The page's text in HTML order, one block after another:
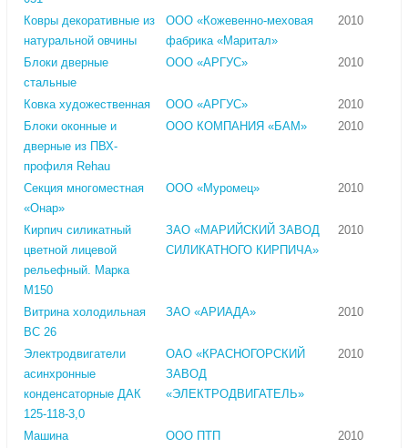
Ковры декоративные из
натуральной овчины
ООО «Кожевенно-меховая
фабрика «Маритал»
2010
Блоки дверные
стальные
ООО «АРГУС» 2010
Ковка художественная ООО «АРГУС»
2010
Блоки оконные и
дверные из ПВХ-
профиля Rehau
ООО КОМПАНИЯ «БАМ» 2010
Секция многоместная
«Онар»
ООО «Муромец» 2010
Кирпич силикатный
цветной лицевой
рельефный. Марка
М150
ЗАО «МАРИЙСКИЙ ЗАВОД
СИЛИКАТНОГО КИРПИЧА»
2010
Витрина холодильная
ВС 26
ЗАО «АРИАДА» 2010
Электродвигатели
асинхронные
конденсаторные ДАК
125-118-3,0
ОАО «КРАСНОГОРСКИЙ
ЗАВОД
«ЭЛЕКТРОДВИГАТЕЛЬ»
2010
Машина
ООО ПТП
2010